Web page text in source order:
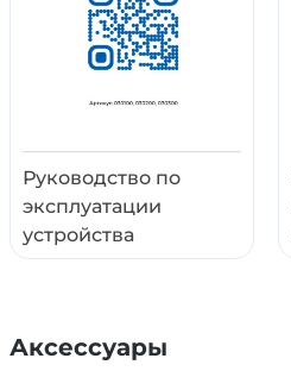
Руководство по
эксплуатации
устройства
вакуумный
Аксессуары